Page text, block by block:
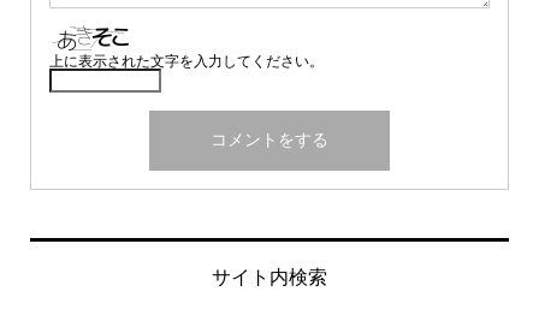
上に表示された文字を入力してください。
サイト内検索